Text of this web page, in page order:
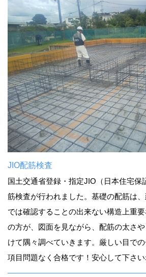
JIO配筋検査
国土交通省登録・指定JIO（日本住宅保
筋検査が行われました。基礎の配筋は
では確認することの出来ない構造上重
の方が、図面を見ながら、配筋の太さ
けて隅々調べていきます。厳しい目で
項目問題なく合格です！安心して下さい